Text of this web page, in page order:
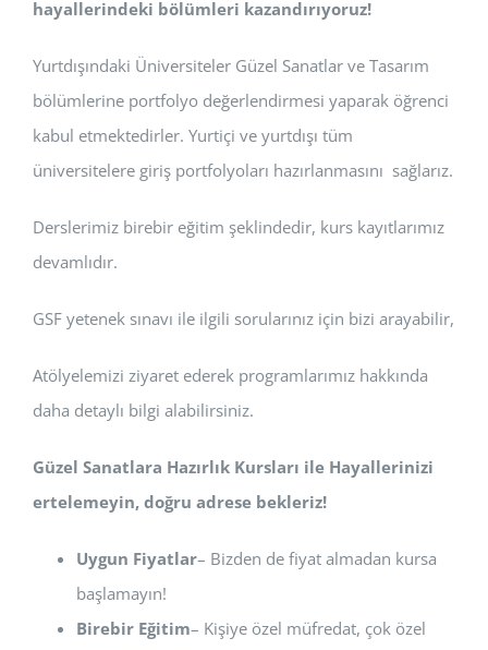
hayallerindeki bölümleri kazandırıyoruz!
Yurtdışındaki Üniversiteler Güzel Sanatlar ve Tasarım
bölümlerine portfolyo değerlendirmesi yaparak öğrenci
kabul etmektedirler. Yurtiçi ve yurtdışı tüm
üniversitelere giriş portfolyoları hazırlanmasını sağlarız.
Derslerimiz birebir eğitim şeklindedir, kurs kayıtlarımız
devamlıdır.
GSF yetenek sınavı ile ilgili sorularınız için bizi arayabilir,
Atölyelemizi ziyaret ederek programlarımız hakkında
daha detaylı bilgi alabilirsiniz.
Güzel Sanatlara Hazırlık Kursları ile Hayallerinizi
ertelemeyin, doğru adrese bekleriz!
Uygun Fiyatlar– Bizden de fiyat almadan kursa
başlamayın!
Birebir Eğitim– Kişiye özel müfredat, çok özel